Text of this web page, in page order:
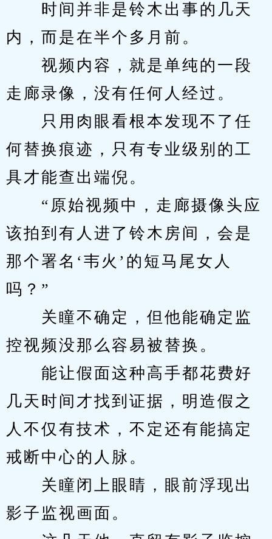
时间并非是铃木出事的几天
内，而是在半个多月前。
视频内容，就是单纯的一段
走廊录像，没有任何人经过。
只用肉眼看根本发现不了任
何替换痕迹，只有专业级别的工
具才能查出端倪。
“原始视频中，走廊摄像头应
该拍到有人进了铃木房间，会是
那个署名‘韦火’的短马尾女人
吗？”
关瞳不确定，但他能确定监
控视频没那么容易被替换。
能让假面这种高手都花费好
几天时间才找到证据，明造假之
人不仅有技术，不定还有能搞定
戒断中心的人脉。
关瞳闭上眼睛，眼前浮现出
影子监视画面。